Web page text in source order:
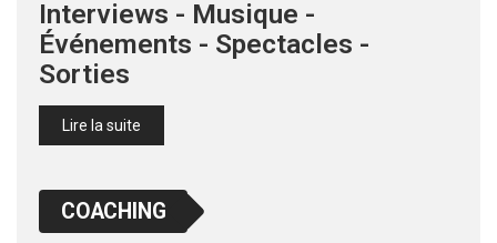
Interviews - Musique -
Événements - Spectacles -
Sorties
Lire la suite
COACHING